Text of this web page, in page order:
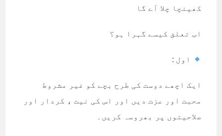
کھینچا چلا آے گا
اب تعلق کیسے گہرا ہو؟
اول :
ایک اچھے دوست کی طرح بچے کو غیر مشروط
محبت اور عزت دیں اور اس کی نیت ، کردار اور
صلاحیتوں پر بھروسہ کریں۔